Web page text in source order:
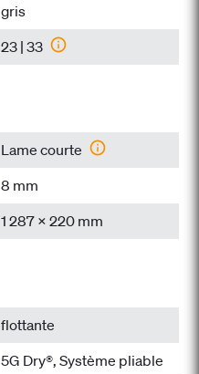
gris
23 | 33
Lame courte
8 mm
1 287 x 220 mm
flottante
5G Dry®, Système pliable